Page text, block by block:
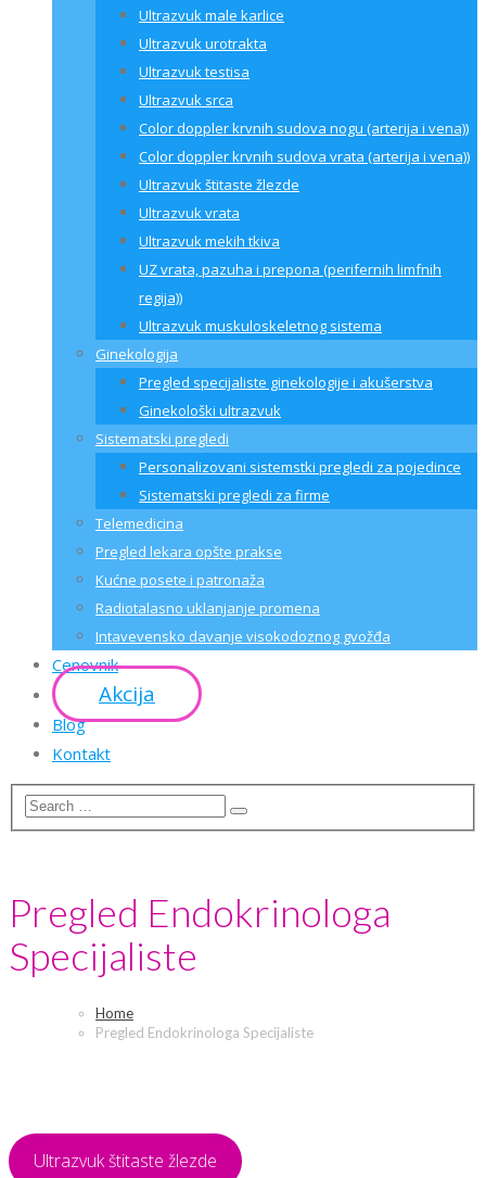
Ultrazvuk male karlice
Ultrazvuk urotrakta
Ultrazvuk testisa
Ultrazvuk srca
Color doppler krvnih sudova nogu (arterija i vena))
Color doppler krvnih sudova vrata (arterija i vena))
Ultrazvuk štitaste žlezde
Ultrazvuk vrata
Ultrazvuk mekih tkiva
UZ vrata, pazuha i prepona (perifernih limfnih
regija))
Ultrazvuk muskuloskeletnog sistema
Ginekologija
Pregled specijaliste ginekologije i akušerstva
Ginekološki ultrazvuk
Sistematski pregledi
Personalizovani sistemstki pregledi za pojedince
Sistematski pregledi za firme
Telemedicina
Pregled lekara opšte prakse
Kućne posete i patronaža
Radiotalasno uklanjanje promena
Intavevensko davanje visokodoznog gvožđa
Cenovnik
Akcija
Blog
Kontakt
Pregled Endokrinologa
Specijaliste
Home
Pregled Endokrinologa Specijaliste
Ultrazvuk štitaste žlezde